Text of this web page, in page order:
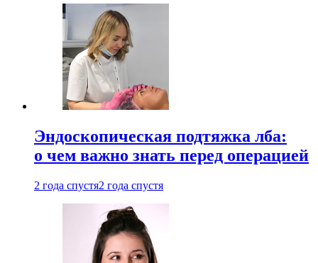
Эндоскопическая подтяжка лба:
о чем важно знать перед операцией
2 года спустя2 года спустя